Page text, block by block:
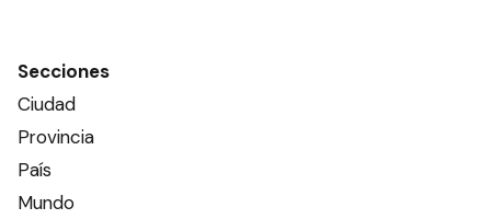
Secciones
Ciudad
Provincia
País
Mundo